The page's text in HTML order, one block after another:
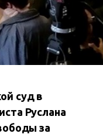
суд в
Руслана
за